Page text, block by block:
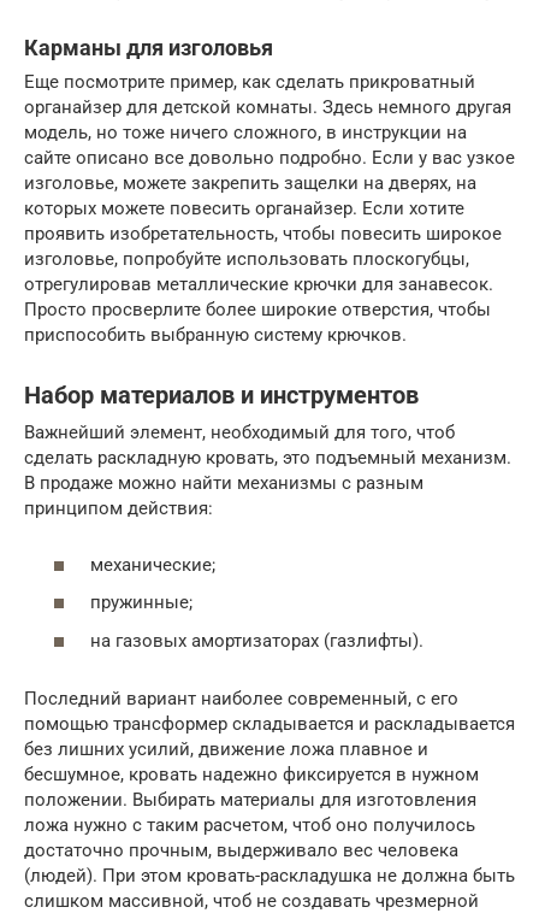
Карманы для изголовья
Еще посмотрите пример, как сделать прикроватный
органайзер для детской комнаты. Здесь немного другая
модель, но тоже ничего сложного, в инструкции на
сайте описано все довольно подробно. Если у вас узкое
изголовье, можете закрепить защелки на дверях, на
которых можете повесить органайзер. Если хотите
проявить изобретательность, чтобы повесить широкое
изголовье, попробуйте использовать плоскогубцы,
отрегулировав металлические крючки для занавесок.
Просто просверлите более широкие отверстия, чтобы
приспособить выбранную систему крючков.
Набор материалов и инструментов
Важнейший элемент, необходимый для того, чтоб
сделать раскладную кровать, это подъемный механизм.
В продаже можно найти механизмы с разным
принципом действия:
механические;
пружинные;
на газовых амортизаторах (газлифты).
Последний вариант наиболее современный, с его
помощью трансформер складывается и раскладывается
без лишних усилий, движение ложа плавное и
бесшумное, кровать надежно фиксируется в нужном
положении. Выбирать материалы для изготовления
ложа нужно с таким расчетом, чтоб оно получилось
достаточно прочным, выдерживало вес человека
(людей). При этом кровать-раскладушка не должна быть
слишком массивной, чтоб не создавать чрезмерной